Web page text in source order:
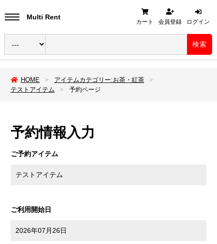
Multi Rent
検索
カート 会員登録 ログイン
HOME
アイテムカテゴリー:お茶・紅茶
テストアイテム
予約ページ
予約情報入力
ご予約アイテム
テストアイテム
ご利用開始日
2026年07月26日